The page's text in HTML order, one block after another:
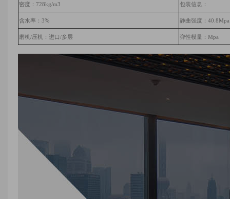
密度： 728kg/m3 包装信息：
含水率： 3% 静曲强度： 40.8Mpa
磨机/压机：进口/多层 弹性模量：Mpa